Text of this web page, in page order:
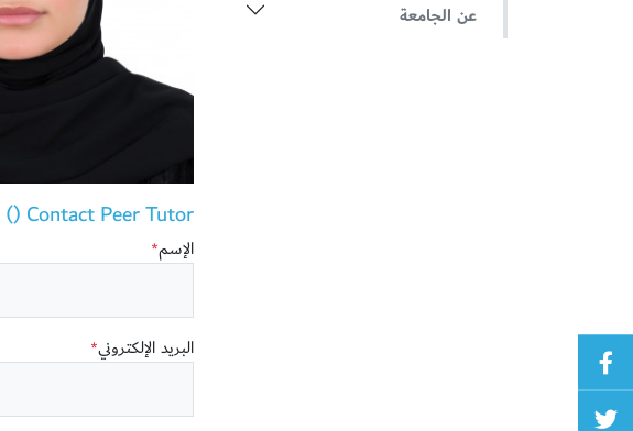
عن الجامعة
Contact Peer Tutor ()
الإسم*
البريد الإلكتروني*